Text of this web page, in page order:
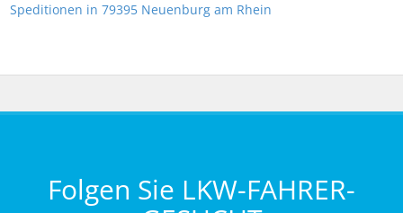
Speditionen in 79395 Neuenburg am Rhein
Folgen Sie LKW-FAHRER-